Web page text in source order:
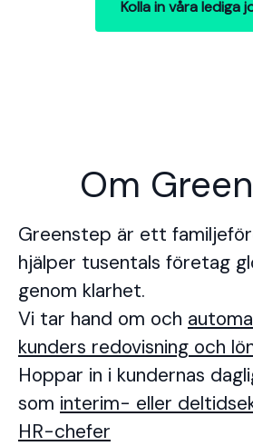
Kolla in våra lediga
Om
Greenstep är ett
hjälper tusentals företag
genom klarhet.
Vi tar hand om och
kunders redovisning och
Hoppar in i kundernas
som interim- eller
HR-chefer